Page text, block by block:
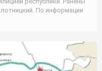
По информации